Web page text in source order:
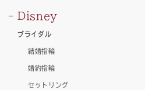
Disney
ブライダル
結婚指輪
婚約指輪
セットリング